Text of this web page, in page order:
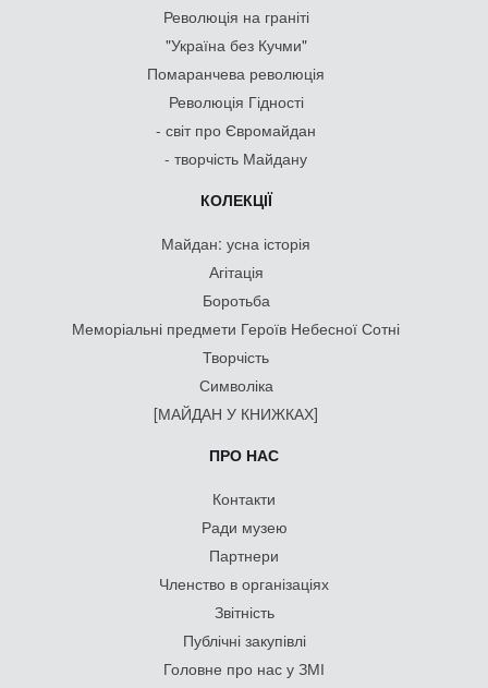
Революція на граніті
"Україна без Кучми"
Помаранчева революція
Революція Гідності
- світ про Євромайдан
- творчість Майдану
КОЛЕКЦІЇ
Майдан: усна історія
Агітація
Боротьба
Меморіальні предмети Героїв Небесної Сотні
Творчість
Символіка
[МАЙДАН У КНИЖКАХ]
ПРО НАС
Контакти
Ради музею
Партнери
Членство в організаціях
Звітність
Публічні закупівлі
Головне про нас у ЗМІ